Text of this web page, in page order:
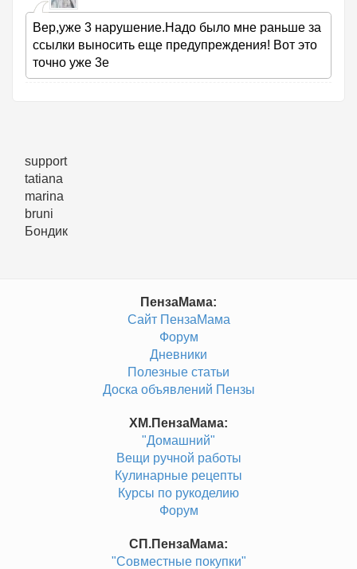
Вер,уже 3 нарушение.Надо было мне раньше за
ссылки выносить еще предупреждения! Вот это
точно уже 3е
support
tatiana
marina
bruni
Бондик
ПензаМама:
Сайт ПензаМама
Форум
Дневники
Полезные статьи
Доска объявлений Пензы
ХМ.ПензаМама:
"Домашний"
Вещи ручной работы
Кулинарные рецепты
Курсы по рукоделию
Форум
СП.ПензаМама:
"Совместные покупки"